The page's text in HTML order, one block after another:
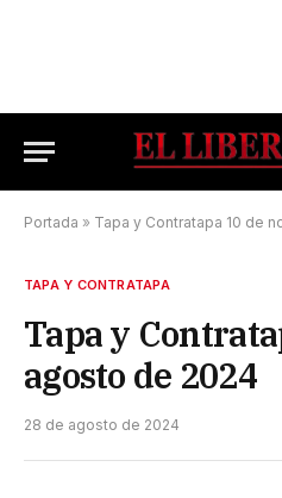
Portada » Tapa y Contratapa 10 de
TAPA Y CONTRATAPA
Tapa y
agosto de 2024
28 de agosto de 2024